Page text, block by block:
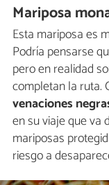
Mariposa
Esta mariposa es
Podría pensarse
pero en realidad
completan la ruta.
venaciones
en su viaje que va
mariposas
riesgo a